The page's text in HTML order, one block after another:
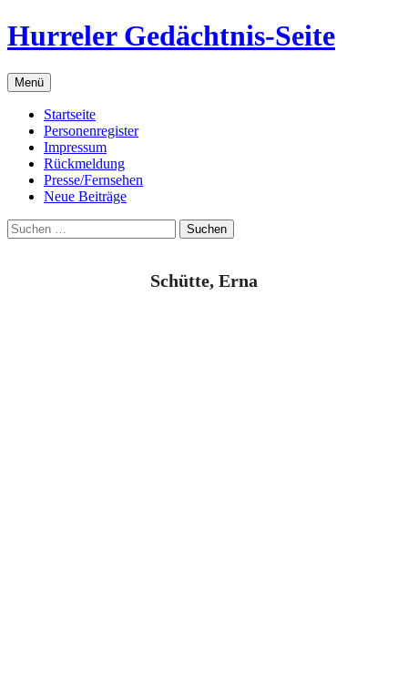
Zum
Inhalt
Hurreler Gedächtnis-Seite
Menü
Startseite
Personenregister
Impressum
Rückmeldung
Presse/Fernsehen
Neue Beiträge
Suchen
nach:
Schütte, Erna